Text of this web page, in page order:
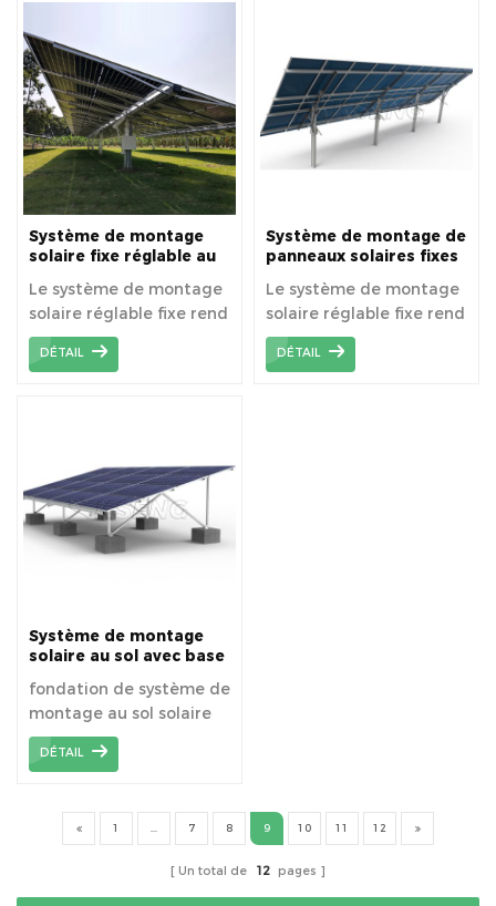
Système de montage
solaire fixe réglable au
Le système de montage
solaire réglable fixe rend
l'énergie solaire
beaucoup plus rentable
fonction de la saison ou
du cercle d'entretien du
projet.
DÉTAIL
Système de montage de
panneaux solaires fixes
Le système de montage
solaire réglable fixe rend
l'énergie solaire
beaucoup plus rentable
DÉTAIL
Système de montage
solaire au sol avec base
fondation de système de
montage au sol solaire
en alliage d'aluminium
avec pieu en béton.
DÉTAIL
1 7 8 9 10 11 12
Un total de 12 pages